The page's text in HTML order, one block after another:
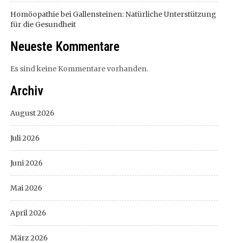
Homöopathie bei Gallensteinen: Natürliche Unterstützung
für die Gesundheit
Neueste Kommentare
Es sind keine Kommentare vorhanden.
Archiv
August 2026
Juli 2026
Juni 2026
Mai 2026
April 2026
März 2026